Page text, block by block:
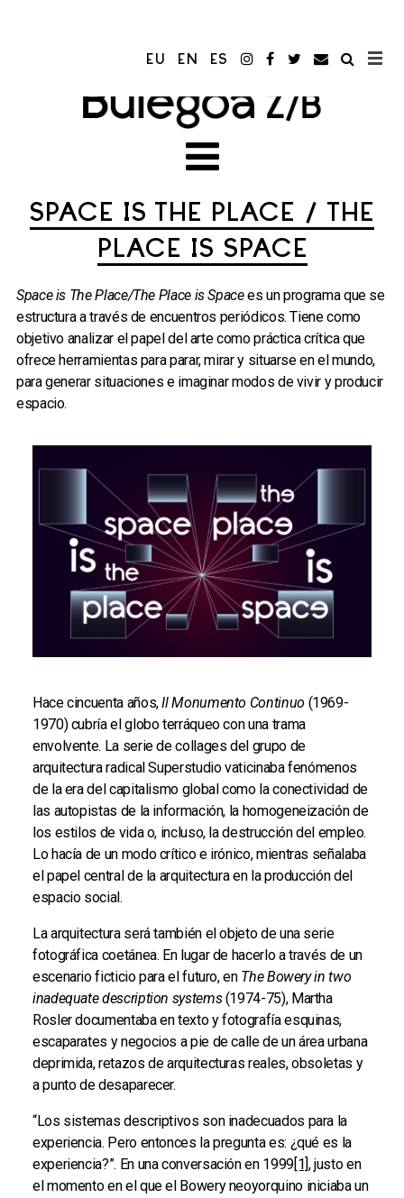
EU EN ES
SPACE IS THE PLACE / THE
PLACE IS SPACE
Space is The Place/The Place is Spacees un programa que se
estructura a través de encuentros periódicos. Tiene como
objetivo analizar el papel del arte como práctica crítica que
ofrece herramientas para parar, mirar y situarse en el mundo,
para generar situaciones e imaginar modos de vivir y producir
espacio.
Hace cincuenta años,Il Monumento Continuo (1969-
1970) cubría el globo terráqueo con una trama
envolvente. La serie de collages del grupo de
arquitectura radical Superstudio vaticinaba fenómenos
de la era del capitalismo global como la conectividad de
las autopistas de la información, la homogeneización de
los estilos de vida o, incluso, la destrucción del empleo.
Lo hacía de un modo crítico e irónico, mientras señalaba
el papel central de la arquitectura en la producción del
espacio social.
La arquitectura será también el objeto de una serie
fotográfica coetánea. En lugar de hacerlo a través de un
escenario ficticio para el futuro, en The Bowery in two
inadequate description systems(1974-75), Martha
Rosler documentaba en texto y fotografía esquinas,
escaparates y negocios a pie de calle de un área urbana
deprimida, retazos de arquitecturas reales, obsoletas y
a punto de desaparecer.
“Los sistemas descriptivos son inadecuados para la
experiencia. Pero entonces la pregunta es: ¿qué es la
experiencia?”. En una conversación en 1999[1] , justo en
el momento en el que el Bowery neoyorquino iniciaba un